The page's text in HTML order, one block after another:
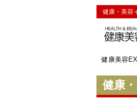
健康・美容
健康美容
健康